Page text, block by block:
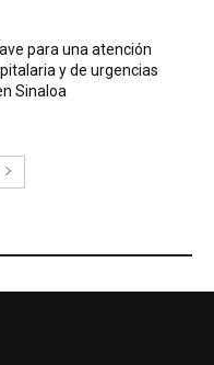
para una atención
y de urgencias
Sinaloa